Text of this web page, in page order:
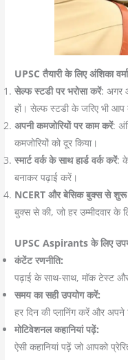
UPSC तैयारी के लिए अंशिका
सेल्फ स्टडी पर भरोसा करें: अगर
हों। सेल्फ स्टडी के जरिए भी
अपनी कमजोरियों पर काम करें:
कमजोरियों को दूर किया।
स्मार्ट वर्क के साथ हार्ड वर्क करें:
बनाकर पढ़ाई करें।
NCERT और बेसिक बुक्स से
बुक्स से की, जो हर उम्मीदवार के
UPSC Aspirants के लिए
कंटेंट रणनीति:
पढ़ाई के साथ-साथ, मॉक टेस्ट
समय का सही उपयोग करें:
हर दिन की प्लानिंग करें और
मोटिवेशनल कहानियां पढ़ें:
ऐसी कहानियां पढ़ें जो आपको